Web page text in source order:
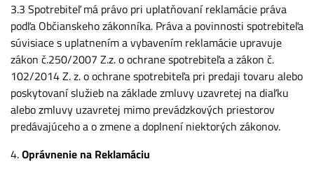
3.3 Spotrebiteľ má právo pri uplatňovaní reklamácie práva
podľa Občianskeho zákonníka. Práva a povinnosti spotrebiteľa
súvisiace s uplatnením a vybavením reklamácie upravuje
zákon č.250/2007 Z.z. o ochrane spotrebiteľa a zákon č.
102/2014 Z. z. o ochrane spotrebiteľa pri predaji tovaru alebo
poskytovaní služieb na základe zmluvy uzavretej na diaľku
alebo zmluvy uzavretej mimo prevádzkových priestorov
predávajúceho a o zmene a doplnení niektorých zákonov.
4.Oprávnenie na Reklamáciu